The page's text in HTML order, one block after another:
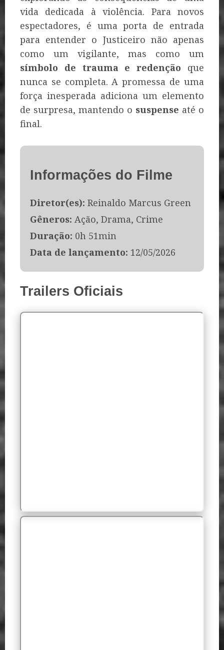
vida dedicada à violência. Para novos
espectadores, é uma porta de entrada
para entender o Justiceiro não apenas
como um vigilante, mas como um
símbolo de trauma e redenção que
nunca se completa. A promessa de uma
força inesperada adiciona um elemento
de surpresa, mantendo o suspense até o
final.
Informações do Filme
Diretor(es): Reinaldo Marcus Green
Gêneros: Ação, Drama, Crime
Duração: 0h 51min
Data de lançamento: 12/05/2026
Trailers Oficiais